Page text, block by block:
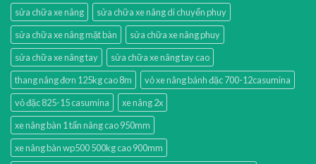
sửa chữa xe nâng
sửa chữa xe nâng di chuyển phuy
sửa chữa xe nâng mặt bàn
sửa chữa xe nâng phuy
sửa chữa xe nâng tay
sửa chữa xe nâng tay cao
thang nâng đơn 125kg cao 8m
vỏ xe nâng bánh đặc 700-12casumina
vỏ đặc 825-15 casumina
xe nâng 2x
xe nâng bàn 1 tấn nâng cao 950mm
xe nâng bàn wp500 500kg cao 900mm